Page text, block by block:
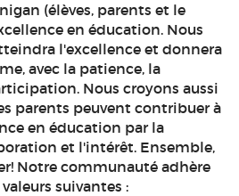
(élèves, parents et le
en éducation. Nous
l'excellence et donnera
avec la patience, la
Nous croyons aussi
parents peuvent contribuer à
en éducation par la
et l'intérêt. Ensemble,
Notre communauté adhère
suivantes :